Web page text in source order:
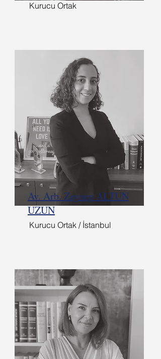
Kurucu Ortak
Av. Arb. Zeynep ALTUN
UZUN
Kurucu Ortak / İstanbul